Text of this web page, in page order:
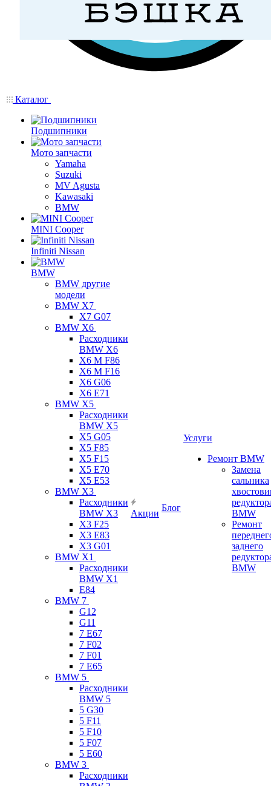
Каталог
Подшипники
Мото запчасти
Yamaha
Suzuki
MV Agusta
Kawasaki
BMW
MINI Cooper
Infiniti Nissan
BMW
BMW другие
модели
BMW X7
X7 G07
BMW X6
Расходники
BMW X6
X6 M F86
X6 M F16
X6 G06
X6 E71
BMW X5
Расходники
BMW X5
X5 G05
X5 F85
X5 F15
X5 E70
X5 E53
BMW X3
Расходники
BMW X3
X3 F25
X3 E83
X3 G01
BMW X1
Расходники
BMW X1
E84
BMW 7
G12
G11
7 Е67
7 F02
7 F01
7 E65
BMW 5
Расходники
BMW 5
5 G30
5 F11
5 F10
5 F07
5 E60
BMW 3
Расходники
Акции
Блог
Услуги
Ремонт BMW
Замена
сальника
BMW
Ремонт
заднего
BMW